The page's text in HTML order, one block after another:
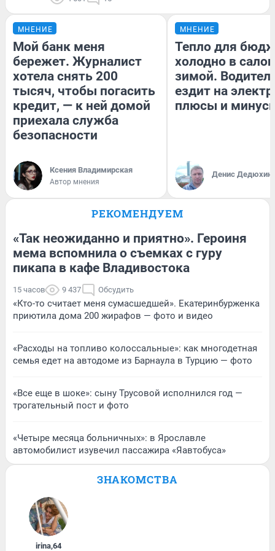
МНЕНИЕ
Мой банк меня
бережет. Журналист
хотела снять 200
тысяч, чтобы погасить
кредит, — к ней домой
приехала служба
безопасности
Ксения Владимирская
Автор мнения
МНЕНИЕ
Тепло для
холодно в
зимой.
ездит на
плюсы и
Денис Дедюхин
РЕКОМЕНДУЕМ
«Так неожиданно и приятно». Героиня
мема вспомнила о съемках с гуру
пикапа в кафе Владивостока
15 часов 9 437 Обсудить
«Кто-то считает меня сумасшедшей». Екатеринбурженка
приютила дома 200 жирафов — фото и видео
«Расходы на топливо колоссальные»: как многодетная
семья едет на автодоме из Барнаула в Турцию — фото
«Все еще в шоке»: сыну Трусовой исполнился год —
трогательный пост и фото
«Четыре месяца больничных»: в Ярославле
автомобилист изувечил пассажира «Яавтобуса»
ЗНАКОМСТВА
irina,64